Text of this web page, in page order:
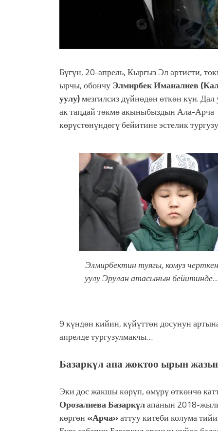
Бүгүн, 20-апрель, Кыргыз Эл артисти,
ырчы, обончуЭлмирбек Иманалиев
уулу)мезгилсиз дүйнөдөн өткөн күн.
ак таңдай төкмө акыныбыздын Ала-Арча
көрүстөнүндөгү бейитине эстелик
Элмирбектин туягы, комуз черткен
уулу Эрулан атасынын
9 күндөн кийин, күйүттөн досунун
апрелде тургузулмакчы…
Базаркүл апа жоктоо ырын
Эки дос жакшы көрүп, өмүрү өткөнчө
Орозалиева Базаркүлапанын 2018-
көргөн «Арча»аттуу китеби колума